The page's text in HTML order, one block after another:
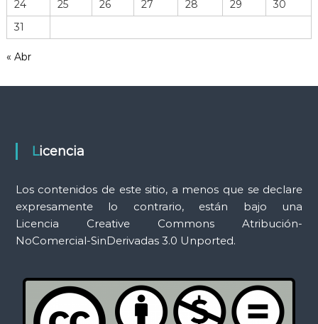
r
m
i
n
24
25 26 27 28 29
30
31
« Abr
Licencia
Los contenidos de este sitio, a menos que se declare
expresamente lo contrario, están bajo una
Licencia Creative Commons Atribución-
NoComercial-SinDerivadas 3.0 Unported.